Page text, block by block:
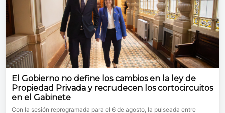
El Gobierno no define los cambios en la ley de
Propiedad Privada y recrudecen los cortocircuitos
en el Gabinete
Con la sesión reprogramada para el 6 de agosto, la pulseada entre